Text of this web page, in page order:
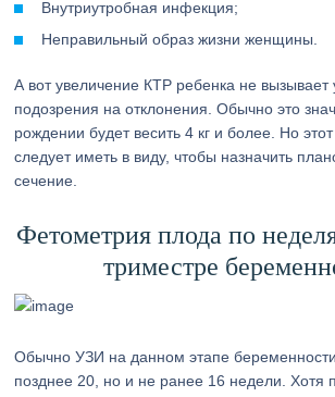
Внутриутробная инфекция;
Неправильный образ жизни женщины.
А вот увеличение КТР ребенка не вызывает
подозрения на отклонения. Обычно это
рождении будет весить 4 кг и более. Но
следует иметь в виду, чтобы назначить
сечение.
Фетометрия плода по
триместре
Обычно УЗИ на данном этапе
позднее 20, но и не ранее 16 недели. Хотя